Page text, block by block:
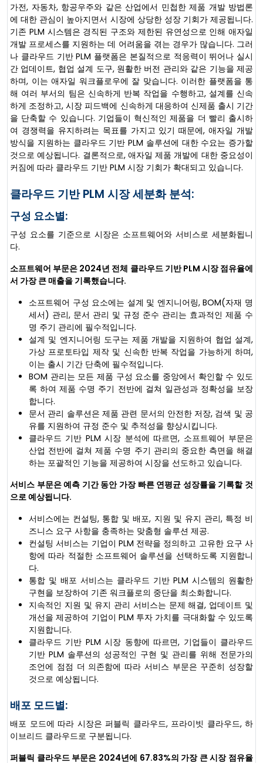
가전, 자동차, 항공우주와 같은 산업에서 민첩한 제품 개발 방법론
에 대한 관심이 높아지면서 시장에 상당한 성장 기회가 제공됩니다.
기존 PLM 시스템은 경직된 구조와 제한된 유연성으로 인해 애자일
개발 프로세스를 지원하는 데 어려움을 겪는 경우가 많습니다. 그러
나 클라우드 기반 PLM 플랫폼은 본질적으로 적응력이 뛰어나 실시
간 업데이트, 협업 설계 도구, 원활한 버전 관리와 같은 기능을 제공
하며, 이는 애자일 워크플로우에 잘 맞습니다. 이러한 플랫폼을 통
해 여러 부서의 팀은 신속하게 반복 작업을 수행하고, 설계를 신속
하게 조정하고, 시장 피드백에 신속하게 대응하여 신제품 출시 기간
을 단축할 수 있습니다. 기업들이 혁신적인 제품을 더 빨리 출시하
여 경쟁력을 유지하려는 목표를 가지고 있기 때문에, 애자일 개발
방식을 지원하는 클라우드 기반 PLM 솔루션에 대한 수요는 증가할
것으로 예상됩니다. 결론적으로, 애자일 제품 개발에 대한 중요성이
커짐에 따라 클라우드 기반 PLM 시장 기회가 확대되고 있습니다.
클라우드 기반 PLM 시장 세분화 분석:
구성 요소별:
구성 요소를 기준으로 시장은 소프트웨어와 서비스로 세분화됩니
다.
소프트웨어 부문은 2024년 전체 클라우드 기반 PLM 시장 점유율에
서 가장 큰 매출을 기록했습니다.
소프트웨어 구성 요소에는 설계 및 엔지니어링, BOM(자재 명
세서) 관리, 문서 관리 및 규정 준수 관리는 효과적인 제품 수
명 주기 관리에 필수적입니다.
설계 및 엔지니어링 도구는 제품 개발을 지원하여 협업 설계,
가상 프로토타입 제작 및 신속한 반복 작업을 가능하게 하며,
이는 출시 기간 단축에 필수적입니다.
BOM 관리는 모든 제품 구성 요소를 중앙에서 확인할 수 있도
록 하여 제품 수명 주기 전반에 걸쳐 일관성과 정확성을 보장
합니다.
문서 관리 솔루션은 제품 관련 문서의 안전한 저장, 검색 및 공
유를 지원하여 규정 준수 및 추적성을 향상시킵니다.
클라우드 기반 PLM 시장 분석에 따르면, 소프트웨어 부문은
산업 전반에 걸쳐 제품 수명 주기 관리의 중요한 측면을 해결
하는 포괄적인 기능을 제공하여 시장을 선도하고 있습니다.
서비스 부문은 예측 기간 동안 가장 빠른 연평균 성장률을 기록할 것
으로 예상됩니다.
서비스에는 컨설팅, 통합 및 배포, 지원 및 유지 관리, 특정 비
즈니스 요구 사항을 충족하는 맞춤형 솔루션 제공.
컨설팅 서비스는 기업이 PLM 전략을 정의하고 고유한 요구 사
항에 따라 적절한 소프트웨어 솔루션을 선택하도록 지원합니
다.
통합 및 배포 서비스는 클라우드 기반 PLM 시스템의 원활한
구현을 보장하여 기존 워크플로의 중단을 최소화합니다.
지속적인 지원 및 유지 관리 서비스는 문제 해결, 업데이트 및
개선을 제공하여 기업이 PLM 투자 가치를 극대화할 수 있도록
지원합니다.
클라우드 기반 PLM 시장 동향에 따르면, 기업들이 클라우드
기반 PLM 솔루션의 성공적인 구현 및 관리를 위해 전문가의
조언에 점점 더 의존함에 따라 서비스 부문은 꾸준히 성장할
것으로 예상됩니다.
배포 모드별:
배포 모드에 따라 시장은 퍼블릭 클라우드, 프라이빗 클라우드, 하
이브리드 클라우드로 구분됩니다.
퍼블릭 클라우드 부문은 2024년에 67.83%의 가장 큰 시장 점유율